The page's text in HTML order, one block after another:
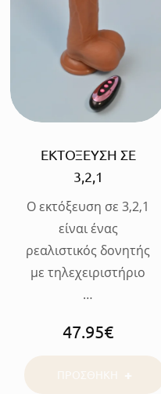
ΠΡΟΣΘΗΚΗ
ΕΚΤΟΞΕΥΣΗ ΣΕ
3,2,1
Ο εκτόξευση σε 3,2,1
είναι ένας
ρεαλιστικός δονητής
με τηλεχειριστήριο
…
47.95€
ΠΡΟΣΘΗΚΗ